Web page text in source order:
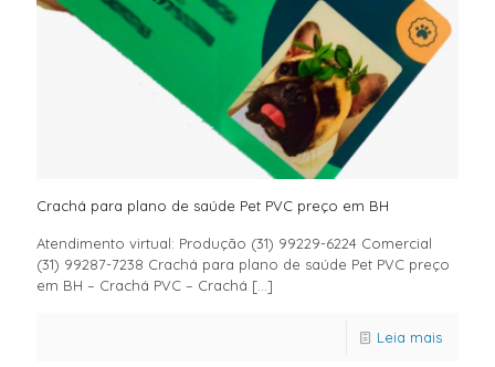
Crachá para plano de saúde Pet PVC preço em BH
Atendimento virtual: Produção (31) 99229-6224 Comercial
(31) 99287-7238 Crachá para plano de saúde Pet PVC preço
em BH – Crachá PVC – Crachá […]
Leia mais